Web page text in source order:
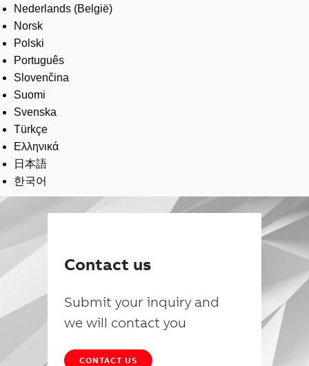
Nederlands (België)
Norsk
Polski
Português
Slovenčina
Suomi
Svenska
Türkçe
Ελληνικά
日本語
한국어
Contact us
Submit your inquiry and
we will contact you
CONTACT US